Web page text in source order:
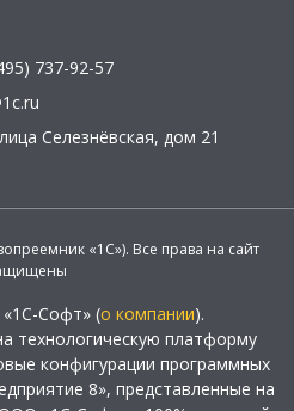
737-92-57
Селезнёвская, дом 21
«1С»). Все права на сайт
Софт» (о компании).
технологическую платформу
конфигурации программных
8», представленные на